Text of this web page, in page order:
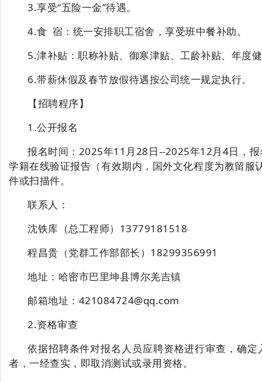
3.享受“五险一金”待遇。
4.食 宿： 统一安排职工宿舍，享受班中餐补助。
5.津补贴：职称补贴、御寒津贴、工龄补贴、年度
6.带薪休假及春节放假待遇按公司统一规定执行。
【招聘程序】
1.公开报名
报名时间： 2025年11月28日--2025年12月4日，
学籍在线验证报告（有效期内，国外文化程度为教留
件或扫描件。
联系人：
沈铁库 （总工程师） 13779181518
程昌贵 （党群工作部部长） 18299356991
地址：哈密市巴里坤县博尔羌吉镇
邮箱地址： 421084724@qq.com
2.资格审查
依据招聘条件对报名人员应聘资格进行审查，确
者，一经查实，即取消测试或录用资格。